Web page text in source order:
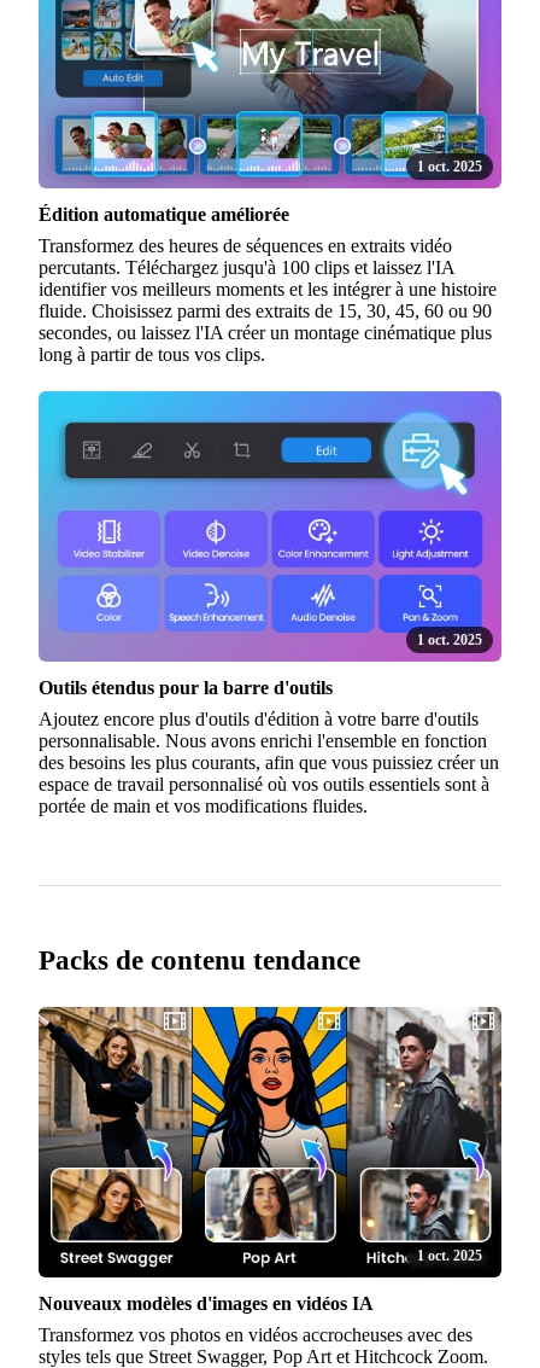
1 oct. 2025
Édition automatique améliorée
Transformez des heures de séquences en extraits vidéo
percutants. Téléchargez jusqu'à 100 clips et laissez l'IA
identifier vos meilleurs moments et les intégrer à une histoire
fluide. Choisissez parmi des extraits de 15, 30, 45, 60 ou 90
secondes, ou laissez l'IA créer un montage cinématique plus
long à partir de tous vos clips.
1 oct. 2025
Outils étendus pour la barre d'outils
Ajoutez encore plus d'outils d'édition à votre barre d'outils
personnalisable. Nous avons enrichi l'ensemble en fonction
des besoins les plus courants, afin que vous puissiez créer un
espace de travail personnalisé où vos outils essentiels sont à
portée de main et vos modifications fluides.
Packs de contenu tendance
1 oct. 2025
Nouveaux modèles d'images en vidéos IA
Transformez vos photos en vidéos accrocheuses avec des
styles tels que Street Swagger, Pop Art et Hitchcock Zoom.